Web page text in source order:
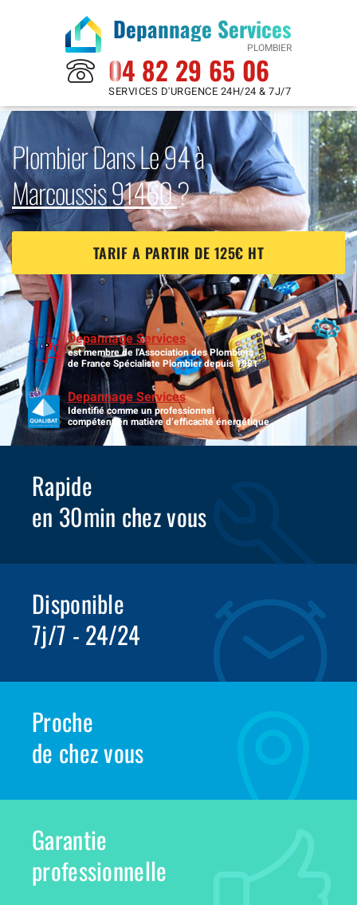
Depannage Services
PLOMBIER
04 82 29 65 06
SERVICES D'URGENCE 24H/24 & 7J/7
Plombier Dans Le 94 à
Marcoussis 91460?
TARIF A PARTIR DE 125€ HT
Depannage Services
est membre de l'Association des Plombiers
de France Spécialiste Plombier depuis 1981
Depannage Services
Identifié comme un professionnel
compétent en matière d’efficacité énergétique.
Rapide
en 30min chez vous
Disponible
7j/7 - 24/24
Proche
de chez vous
Garantie
professionnelle